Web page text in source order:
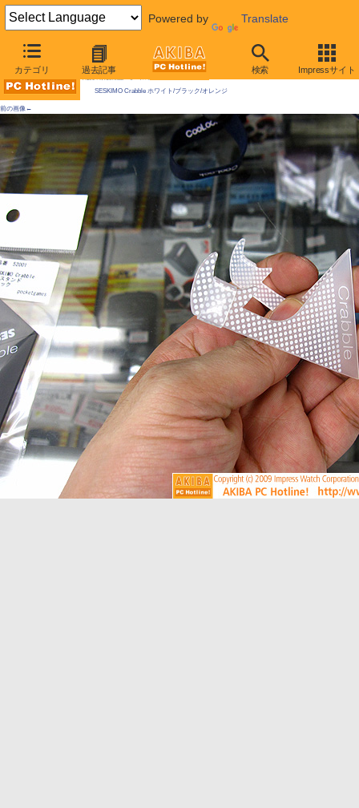
Powered by Translate
カテゴリ 過去記事 検索 Impressサイト
AKIBA PC Hotline! 2009年5月23日号
SESKIMO Crabble ホワイト/ブラック/オレンジ
前の画像←